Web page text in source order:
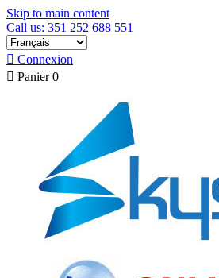
Skip to main content
Call us: 351 252 688 551
 Connexion
 Panier 0